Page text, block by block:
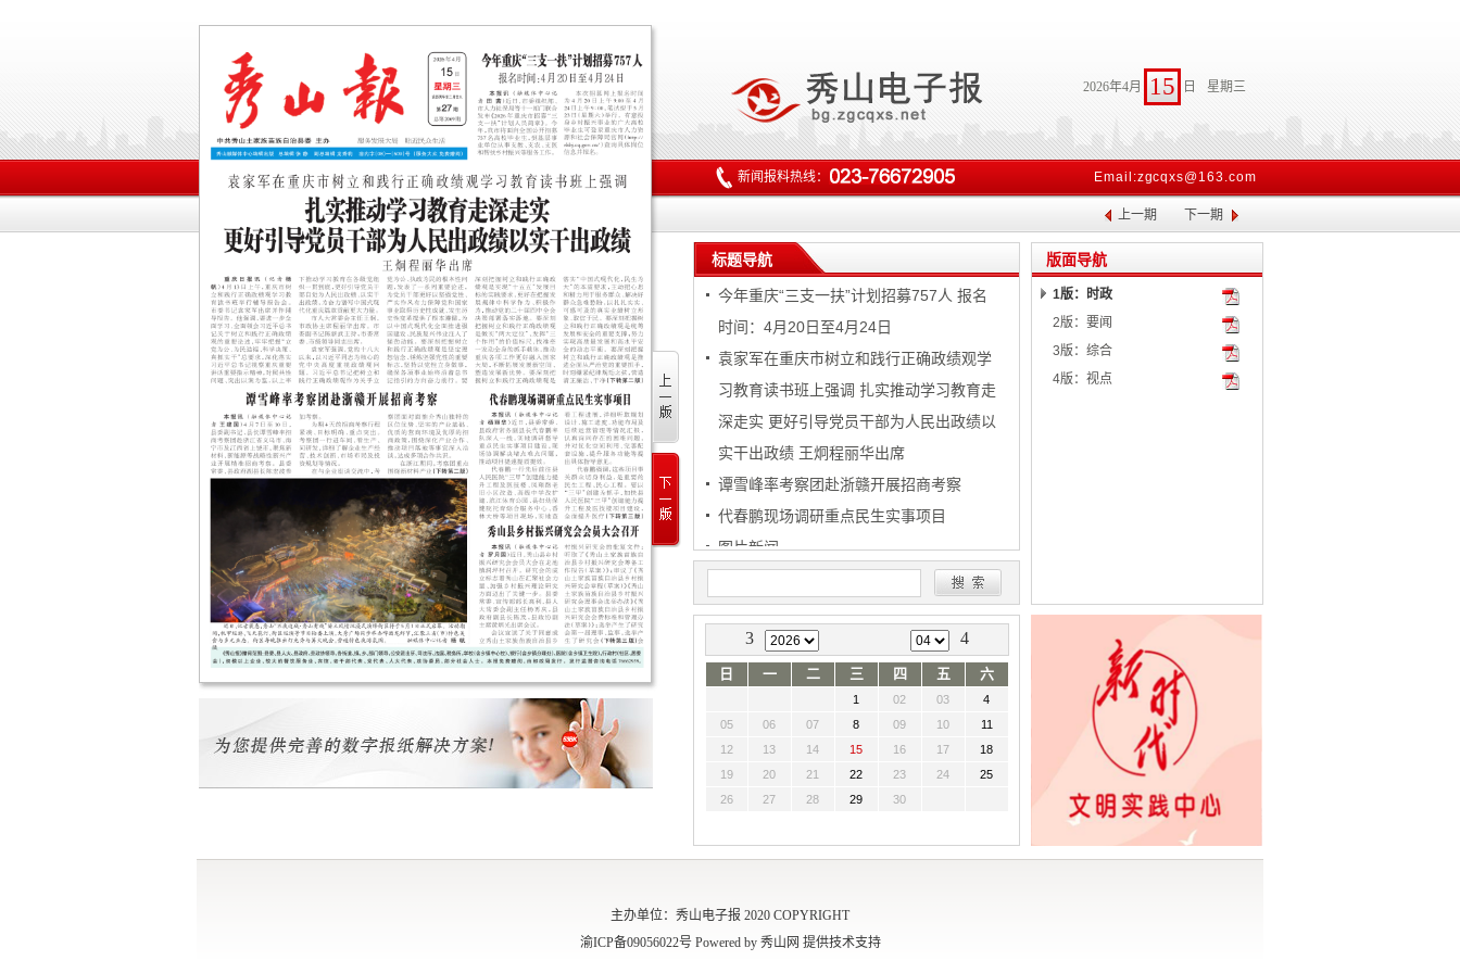
2026年4月 15 日 星期三
Email:zgcqxs@163.com
新闻报料热线：
上一期 下一期
版面导航
1版：时政
2版：要闻
3版：综合
4版：视点
标题导航
今年重庆“三支一扶”计划招募757人 报名
时间：4月20日至4月24日
袁家军在重庆市树立和践行正确政绩观学
习教育读书班上强调 扎实推动学习教育走
深走实 更好引导党员干部为人民出政绩以
实干出政绩 王炯程丽华出席
谭雪峰率考察团赴浙赣开展招商考察
代春鹏现场调研重点民生实事项目
图片新闻
秀山县乡村振兴研究会会员大会召开
3 4
日 一 二 三 四 五 六
1 02 03
4
05
06 07 8 09 10
11
12
13 14 15 16 17
18
19
20 21 22 23 24
25
26
27 28 29 30
主办单位：秀山电子报 2020 COPYRIGHT
渝ICP备09056022号 Powered by 秀山网 提供技术支持